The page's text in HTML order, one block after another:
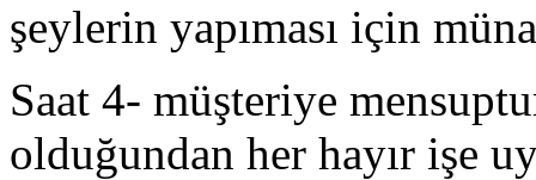
şeylerin yapıması için
Saat 4- müşteriye
olduğundan her hayır işe